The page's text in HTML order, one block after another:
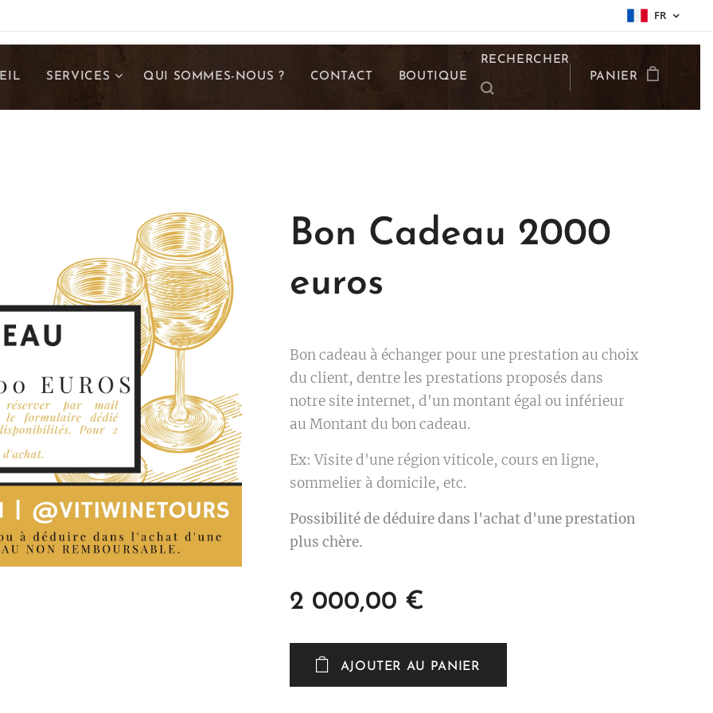
FR
SERVICES QUI SOMMES-NOUS ? CONTACT BOUTIQUE
RECHERCHER
PANIER
Bon Cadeau 2000
euros
Bon cadeau à échanger pour une prestation au choix
du client, dentre les prestations proposés dans
notre site internet, d'un montant égal ou inférieur
au Montant du bon cadeau.
Ex: Visite d'une région viticole, cours en ligne,
sommelier à domicile, etc.
Possibilité de déduire dans l'achat d'une prestation
plus chère.
2 000,00 €
AJOUTER AU PANIER